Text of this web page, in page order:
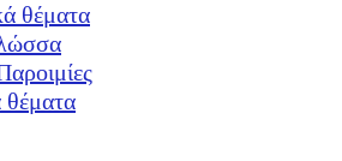
θέματα
θέματα